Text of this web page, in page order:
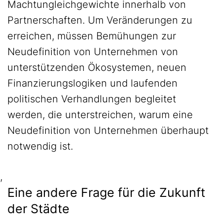
Machtungleichgewichte innerhalb von
Partnerschaften. Um Veränderungen zu
erreichen, müssen Bemühungen zur
Neudefinition von Unternehmen von
unterstützenden Ökosystemen, neuen
Finanzierungslogiken und laufenden
politischen Verhandlungen begleitet
werden, die unterstreichen, warum eine
Neudefinition von Unternehmen überhaupt
notwendig ist.
,
Eine andere Frage für die Zukunft
der Städte